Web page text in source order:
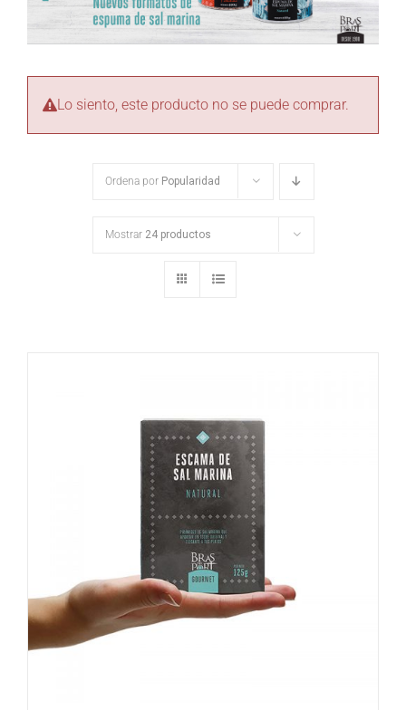
Lo siento, este producto no se puede comprar.
Ordena por Popularidad
Mostrar 24 productos